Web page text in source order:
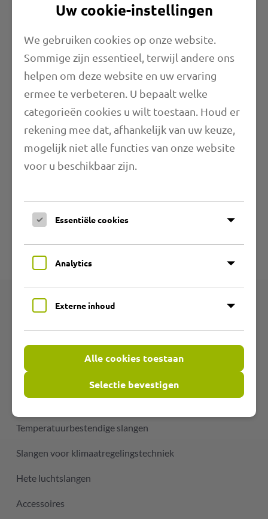
Eigenschappen
Lengte
Verdere informatie
Technische specificaties
Productgroepen
Slijtvaste PU-slangen
Temperatuurbestendige slangen
Slangen voor klimaatregelingstechniek
Hete luchtslangen
Accessoires
Uw cookie-instellingen
We gebruiken cookies op onze website.
Sommige zijn essentieel, terwijl andere ons
helpen om deze website en uw ervaring
ermee te verbeteren. U bepaalt welke
categorieën cookies u wilt toestaan. Houd er
rekening mee dat, afhankelijk van uw keuze,
mogelijk niet alle functies van onze website
voor u beschikbaar zijn.
Essentiële cookies
Analytics
Externe inhoud
Alle cookies toestaan
Selectie bevestigen